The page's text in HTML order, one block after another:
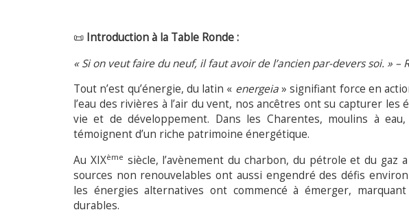
📜 Introduction à la Table Ronde :
« Si on veut faire du neuf, il faut avoir de l’ancien par-devers soi. » –
Tout n’est qu’énergie, du latin « energeia» signifiant force en
l’eau des rivières à l’air du vent, nos ancêtres ont su capturer
vie et de développement. Dans les Charentes, moulins à
témoignent d’un riche patrimoine énergétique.
Au XIXème siècle, l’avènement du charbon, du pétrole et du gaz
sources non renouvelables ont aussi engendré des défis
les énergies alternatives ont commencé à émerger,
durables.